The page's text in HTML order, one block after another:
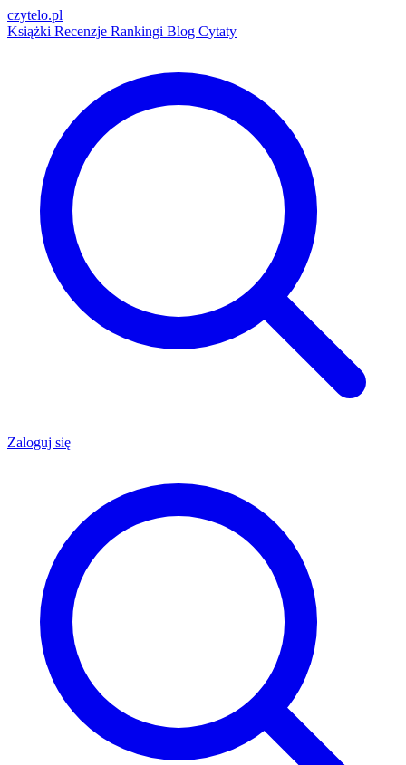
czytelo.pl
Książki Recenzje Rankingi Blog Cytaty
Zaloguj się